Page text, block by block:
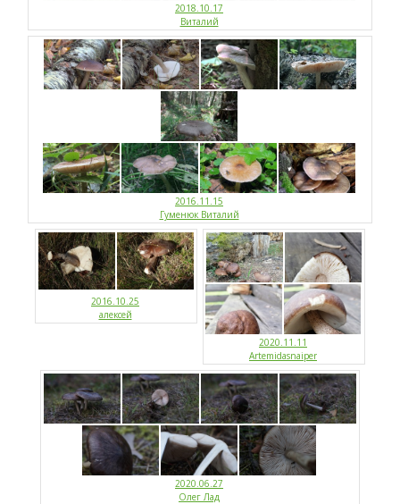
2018.10.17
Виталий
2016.11.15
Гуменюк Виталий
2016.10.25
алексей
2020.11.11
Artemidasnaiper
2020.06.27
Олег Лад